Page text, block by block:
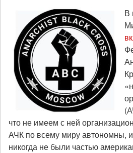
В
что не имеем с ней
АЧК по всему миру автономны,
никогда не были частью